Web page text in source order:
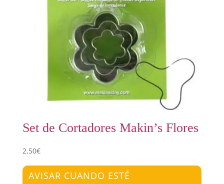
Set de Cortadores Makin’s Flores
2,50€
AVISAR CUANDO ESTÉ